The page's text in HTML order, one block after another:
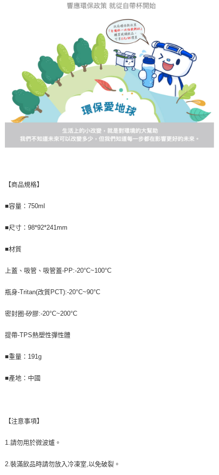
【商品規格】
■容量：750ml
■尺寸：98*92*241mm
■材質
上蓋、吸管、吸管蓋-PP:-20°C~100°C
瓶身-Tritan(改質PCT):-20°C~90°C
密封圈-矽膠:-20°C~200°C
提帶-TPS熱塑性彈性體
■重量：191g
■產地：中國
【注意事項】
1.請勿用於微波爐。
2.裝滿飲品時請勿放入冷凍室,以免破裂。